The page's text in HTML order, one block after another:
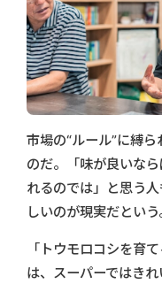
市場の“ルール”に縛
のだ。「味が良いな
れるのでは」と思う
しいのが現実だという
「トウモロコシを育
は、スーパーではき